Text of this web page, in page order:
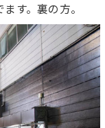
す。裏の方。